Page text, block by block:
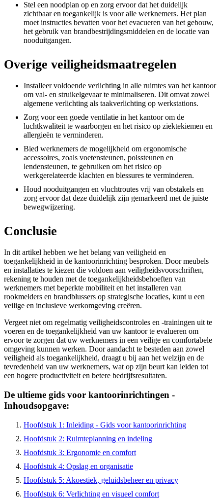
Stel een noodplan op en zorg ervoor dat het duidelijk
zichtbaar en toegankelijk is voor alle werknemers. Het plan
moet instructies bevatten voor het evacueren van het gebouw,
het gebruik van brandbestrijdingsmiddelen en de locatie van
nooduitgangen.
Overige veiligheidsmaatregelen
Installeer voldoende verlichting in alle ruimtes van het kantoor
om val- en struikelgevaar te minimaliseren. Dit omvat zowel
algemene verlichting als taakverlichting op werkstations.
Zorg voor een goede ventilatie in het kantoor om de
luchtkwaliteit te waarborgen en het risico op ziektekiemen en
allergieën te verminderen.
Bied werknemers de mogelijkheid om ergonomische
accessoires, zoals voetensteunen, polssteunen en
lendensteunen, te gebruiken om het risico op
werkgerelateerde klachten en blessures te verminderen.
Houd nooduitgangen en vluchtroutes vrij van obstakels en
zorg ervoor dat deze duidelijk zijn gemarkeerd met de juiste
bewegwijzering.
Conclusie
In dit artikel hebben we het belang van veiligheid en
toegankelijkheid in de kantoorinrichting besproken. Door meubels
en installaties te kiezen die voldoen aan veiligheidsvoorschriften,
rekening te houden met de toegankelijkheidsbehoeften van
werknemers met beperkte mobiliteit en het installeren van
rookmelders en brandblussers op strategische locaties, kunt u een
veilige en inclusieve werkomgeving creëren.
Vergeet niet om regelmatig veiligheidscontroles en -trainingen uit te
voeren en de toegankelijkheid van uw kantoor te evalueren om
ervoor te zorgen dat uw werknemers in een veilige en comfortabele
omgeving kunnen werken. Door aandacht te besteden aan zowel
veiligheid als toegankelijkheid, draagt u bij aan het welzijn en de
tevredenheid van uw werknemers, wat op zijn beurt kan leiden tot
een hogere productiviteit en betere bedrijfsresultaten.
De ultieme gids voor kantoorinrichtingen -
Inhoudsopgave:
Hoofdstuk 1: Inleiding - Gids voor kantoorinrichting
Hoofdstuk 2: Ruimteplanning en indeling
Hoofdstuk 3: Ergonomie en comfort
Hoofdstuk 4: Opslag en organisatie
Hoofdstuk 5: Akoestiek, geluidsbeheer en privacy
Hoofdstuk 6: Verlichting en visueel comfort